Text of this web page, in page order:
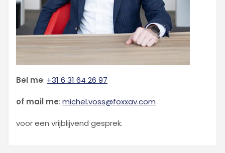
Bel me: +31 6 31 64 26 97
of mail me: michel.voss@foxxav.com
voor een vrijblijvend gesprek.